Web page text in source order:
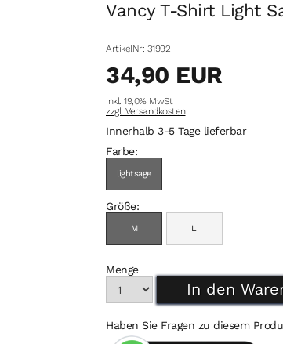
Vancy T-Shirt Light
ArtikelNr: 31992
34,90 EUR
Inkl. 19,0% MwSt
zzgl. Versandkosten
Innerhalb 3-5 Tage lieferbar
Farbe:
lightsage
Größe:
M L
Menge
Haben Sie Fragen zu diesem